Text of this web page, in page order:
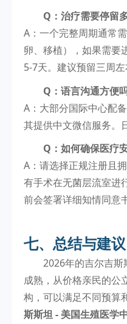
Q：治疗需要停留
A：一个完整周期通常
卵、移植），如果需要
5-7天。建议预留三周左
Q：语言沟通方便
A：大部分国际中心配
其提供中文微信服务。
Q：如何确保医疗
A：请选择正规注册且
有手术在无菌层流室进
前会签署详细知情同意书
七、总结与建议
2026年的吉尔吉斯
成熟，从价格亲民的公
构，可以满足不同预算
斯斯坦 - 美国生殖医学